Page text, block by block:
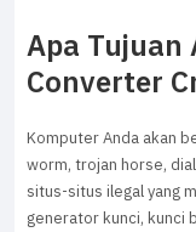
Apa Tujuan
Converter
Komputer Anda akan
worm, trojan horse,
situs-situs ilegal yang
generator kunci, kunci